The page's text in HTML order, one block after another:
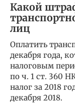
Какой
лиц
Оплатить
декабря года,
налоговым
по ч. 1 ст. 360
налог за 2018
декабря 2018.